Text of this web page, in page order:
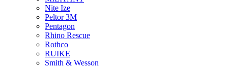
Nite Ize
Peltor 3M
Pentagon
Rhino Rescue
Rothco
RUIKE
Smith & Wesson